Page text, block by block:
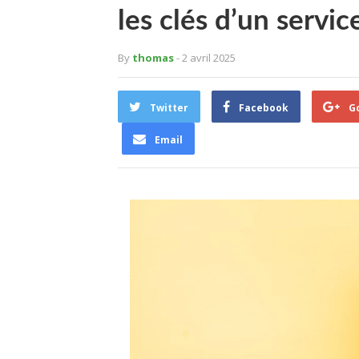
les clés d’un
By thomas- 2 avril 2025
Twitter Facebook
Email